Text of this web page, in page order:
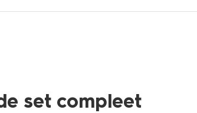
set compleet